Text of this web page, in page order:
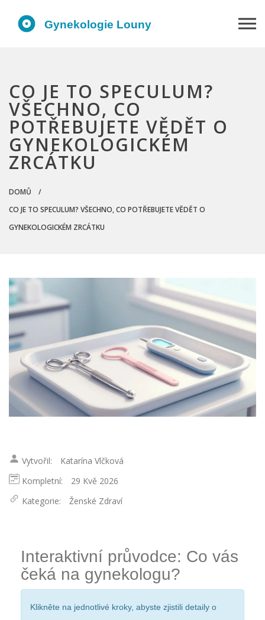
CO JE TO SPECULUM?
VŠECHNO, CO
POTŘEBUJETE VĚDĚT O
GYNEKOLOGICKÉM
ZRCÁTKU
DOMŮ
CO JE TO SPECULUM? VŠECHNO, CO POTŘEBUJETE VĚDĚT O
GYNEKOLOGICKÉM ZRCÁTKU
Vytvořil:
Katarína Vlčková
Kompletní:
29 Kvě 2026
Kategorie:
Ženské Zdraví
Interaktivní průvodce: Co vás
čeká na gynekologu?
Klikněte na jednotlivé kroky, abyste zjistili detaily o